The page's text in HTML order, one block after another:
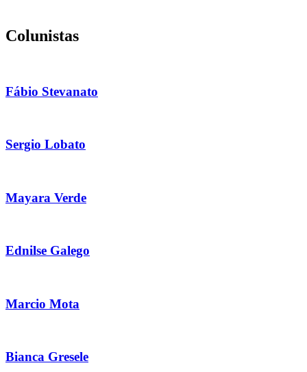
Colunistas
Fábio Stevanato
Sergio Lobato
Mayara Verde
Ednilse Galego
Marcio Mota
Bianca Gresele